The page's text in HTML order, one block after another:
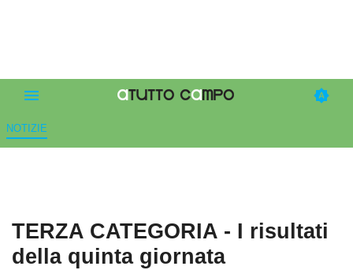
NOTIZIE
TERZA CATEGORIA - I risultati
della quinta giornata